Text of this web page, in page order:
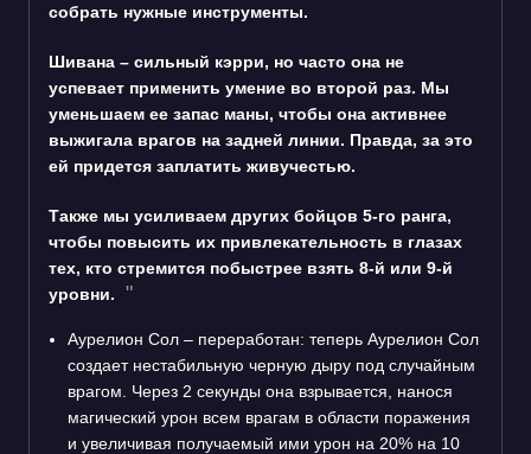
собрать нужные инструменты.
Шивана – сильный кэрри, но часто она не
успевает применить умение во второй раз. Мы
уменьшаем ее запас маны, чтобы она активнее
выжигала врагов на задней линии. Правда, за это
ей придется заплатить живучестью.
Также мы усиливаем других бойцов 5-го ранга,
чтобы повысить их привлекательность в глазах
тех, кто стремится побыстрее взять 8-й или 9-й
уровни.
Аурелион Сол – переработан: теперь Аурелион Сол
создает нестабильную черную дыру под случайным
врагом. Через 2 секунды она взрывается, нанося
магический урон всем врагам в области поражения
и увеличивая получаемый ими урон на 20% на 10